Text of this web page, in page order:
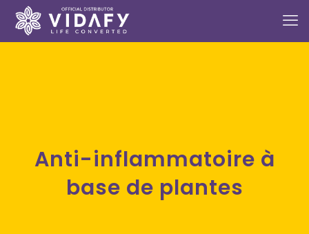
Anti-inflammatoire à
base de plantes